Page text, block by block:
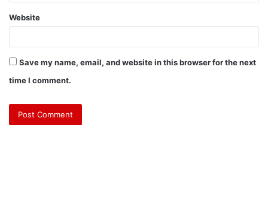
Website
Save my name, email, and website in this browser for the next
time I comment.